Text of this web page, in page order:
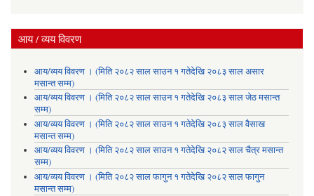
आय / व्यय विवरण
आय/व्यय विवरण । (मिति २०८२ साल साउन १ गतेदेखि २०८३ साल असार
मसान्त सम्म)
आय/व्यय विवरण । (मिति २०८२ साल साउन १ गतेदेखि २०८३ साल जेठ मसान्त
सम्म)
आय/व्यय विवरण । (मिति २०८२ साल साउन १ गतेदेखि २०८३ साल वैसाख
मसान्त सम्म)
आय/व्यय विवरण । (मिति २०८२ साल साउन १ गतेदेखि २०८२ साल चैत्र मसान्त
सम्म)
आय/व्यय विवरण । (मिति २०८२ साल फागुन १ गतेदेखि २०८२ साल फागुन
मसान्त सम्म)